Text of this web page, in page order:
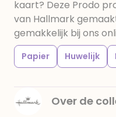
kaart? Deze Prodo
van Hallmark
gemakkelijk bij ons
Papier Huwelijk
Over de